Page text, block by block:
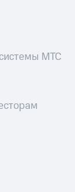
МТС